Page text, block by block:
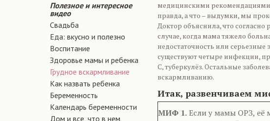
Полезное и интересное
видео
Свадьба
Еда: вкусно и полезно
Воспитание
Здоровье мамы и ребенка
Грудное вскармливание
Как назвать ребенка
Беременность
Календарь беременности
Дом и все, что в нем
медицинскими рекомендациями
правда, а что – выдумки, мы
Доктор объяснила, что
случае, когда мама тяжело
недостаточность или серьезные
существуют четыре инфекции,
С, туберкулёз. Остальные
вскармливанию.
Итак, развенчиваем
МИФ 1. Если у мамы ОРЗ, её